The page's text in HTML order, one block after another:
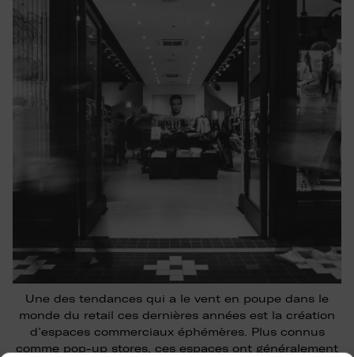
Une des tendances qui a le vent en poupe dans le
monde du retail ces dernières années est la création
d’espaces commerciaux éphémères. Plus connus
comme pop-up stores, ces espaces ont généralement